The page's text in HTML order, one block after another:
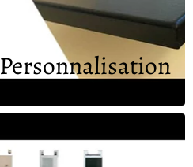
Personnalisation